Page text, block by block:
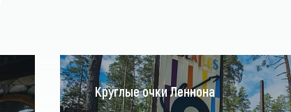
Круглые очки Леннона